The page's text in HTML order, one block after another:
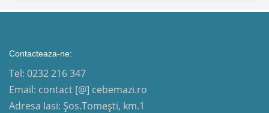
Contacteaza-ne:
Tel: 0232 216 347
Email: contact [@] cebemazi.ro
Adresa Iasi: Șos.Tomești, km.1